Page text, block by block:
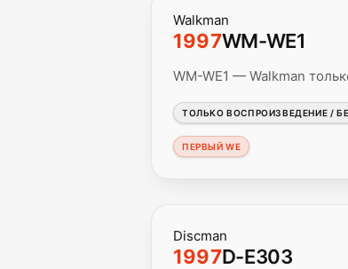
Walkman
1997WM-WE1
WM-WE1 — Walkman
ТОЛЬКО ВОСПРОИЗВЕДЕНИЕ /
ПЕРВЫЙ WE
Discman
1997D-E303